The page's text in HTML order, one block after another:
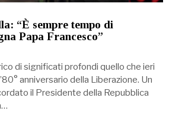
“È sempre tempo di
Papa Francesco”
di significati profondi quello che ieri
anniversario della Liberazione. Un
il Presidente della Repubblica